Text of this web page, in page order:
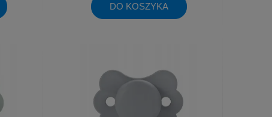
DO KOSZYKA